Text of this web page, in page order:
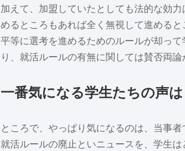
加えて、加盟していたとしても法的な効
めるところもあれば全く無視して進めると
平等に選考を進めるためのルールが却っ
り、就活ルールの有無に関しては賛否両論
一番気になる学生たちの声は
ところで、やっぱり気になるのは、当事者
就活ルールの廃止といニュースを、学生